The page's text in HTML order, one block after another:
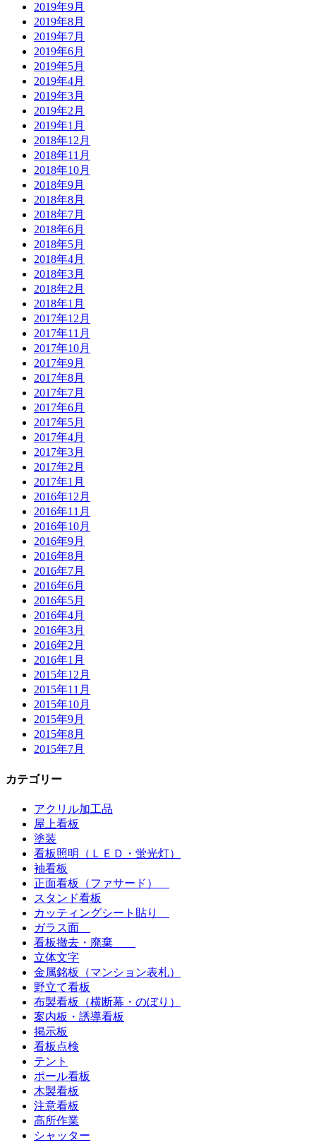
2019年9月
2019年8月
2019年7月
2019年6月
2019年5月
2019年4月
2019年3月
2019年2月
2019年1月
2018年12月
2018年11月
2018年10月
2018年9月
2018年8月
2018年7月
2018年6月
2018年5月
2018年4月
2018年3月
2018年2月
2018年1月
2017年12月
2017年11月
2017年10月
2017年9月
2017年8月
2017年7月
2017年6月
2017年5月
2017年4月
2017年3月
2017年2月
2017年1月
2016年12月
2016年11月
2016年10月
2016年9月
2016年8月
2016年7月
2016年6月
2016年5月
2016年4月
2016年3月
2016年2月
2016年1月
2015年12月
2015年11月
2015年10月
2015年9月
2015年8月
2015年7月
カテゴリー
アクリル加工品
屋上看板
塗装
看板照明（ＬＥＤ・蛍光灯）
袖看板
正面看板（ファサード）
スタンド看板
カッティングシート貼り
ガラス面
看板撤去・廃棄
立体文字
金属銘板（マンション表札）
野立て看板
布製看板（横断幕・のぼり）
案内板・誘導看板
掲示板
看板点検
テント
ポール看板
木製看板
注意看板
高所作業
シャッター